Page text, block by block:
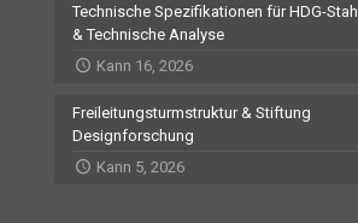
Technische Spezifikationen für HDG-Stahl
& Technische Analyse
Kann 16, 2026
Freileitungsturmstruktur & Stiftung
Designforschung
Kann 5, 2026